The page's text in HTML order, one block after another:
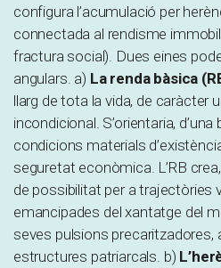
configura l’acumulació per
connectada al rendisme
fractura social). Dues eines
angulars. a) La renda bàsica
llarg de tota la vida, de caràcter
incondicional. S’orientaria,
condicions materials
seguretat econòmica. L’RB
de possibilitat per a trajectòries
emancipades del xantatge del
seves pulsions precaritzadores,
estructures patriarcals. b)